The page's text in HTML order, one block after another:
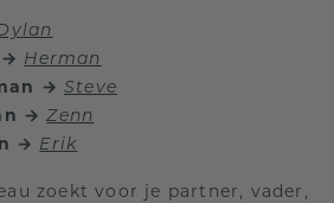
Herman
→ Steve
→ Zenn
→ Erik
zoekt voor je partner, vader,